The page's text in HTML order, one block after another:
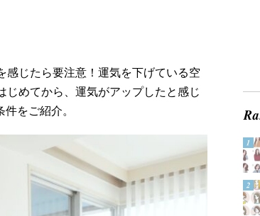
感じたら要注意！運気を下げている空
じめてから、運気がアップしたと感じ
をご紹介。